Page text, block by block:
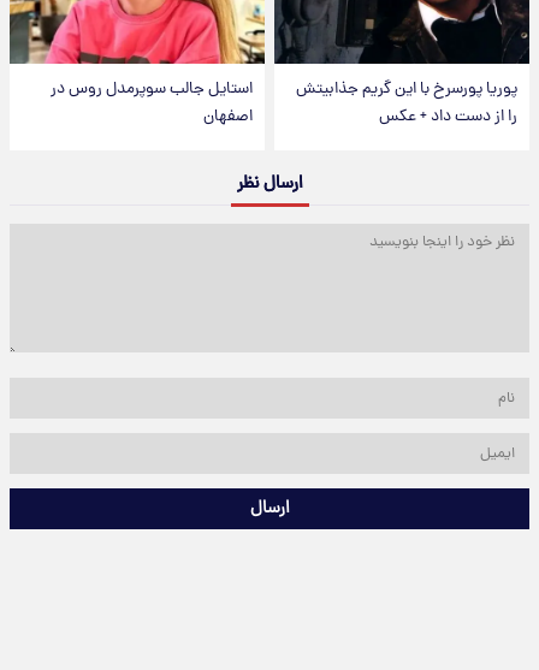
پوریا پورسرخ با این گریم جذابیتش
را از دست داد + عکس
استایل جالب سوپرمدل روس در
اصفهان
ارسال نظر
ارسال